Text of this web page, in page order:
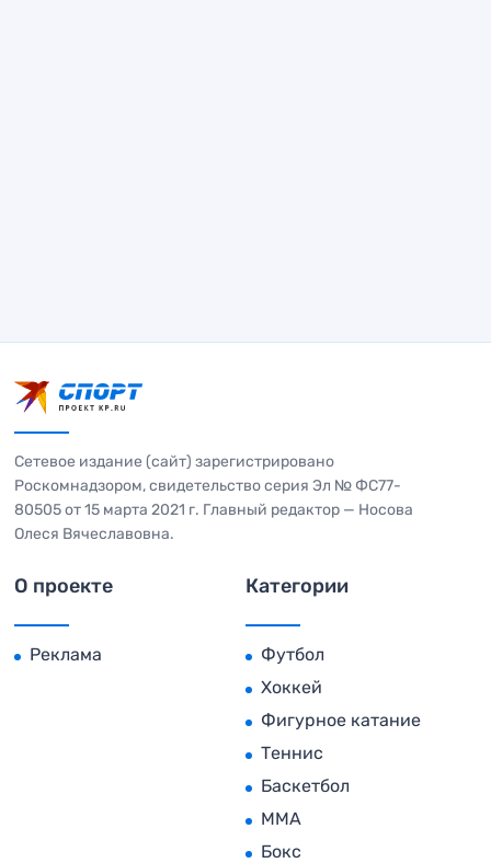
Сетевое издание (сайт) зарегистрировано
Роскомнадзором, свидетельство серия Эл № ФС77-
80505 от 15 марта 2021 г. Главный редактор — Носова
Олеся Вячеславовна.
О проекте
Реклама
Категории
Футбол
Хоккей
Фигурное катание
Теннис
Баскетбол
MMA
Бокс